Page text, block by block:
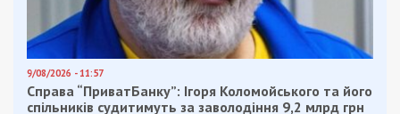
друзей. Зачем президенту красть подаренные им
же винтовки, депутат не уточнил. Тем не менее, в
СБУ к Виталию Куприю прислушались и уже
вызывают Шерлока Холмса из Верховной Рады
на допрос. Об этом он заявил на своей
страничке в Facebook.